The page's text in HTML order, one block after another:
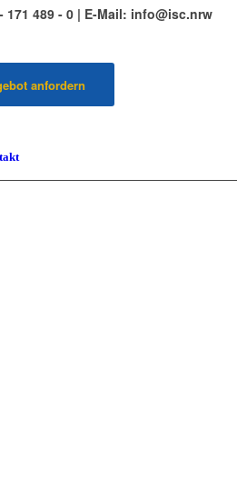
171 489 - 0 | E-Mail: info@isc.nrw
anfordern